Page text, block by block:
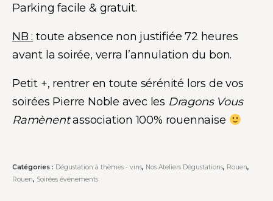
Parking facile & gratuit.
NB : toute absence non justifiée 72 heures
avant la soirée, verra l’annulation du bon.
Petit +, rentrer en toute sérénité lors de vos
soirées Pierre Noble avec les Dragons Vous
Ramènentassociation 100% rouennaise
Catégories : Dégustation à thèmes - vins, Nos Ateliers Dégustations, Rouen,
Rouen, Soirées événements